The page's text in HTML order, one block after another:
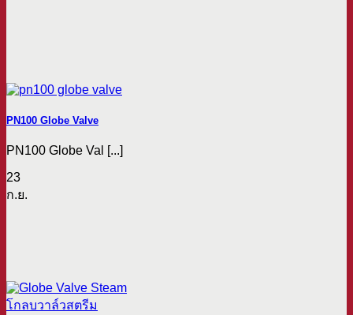
PN100 Globe Valve
PN100 Globe Val [...]
23
ก.ย.